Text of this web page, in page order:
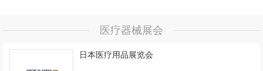
医疗器械展会
日本医疗用品展览会